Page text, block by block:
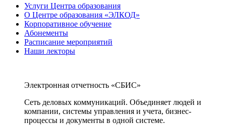
Услуги Центра образования
О Центре образования «ЭЛКОД»
Корпоративное обучение
Абонементы
Расписание мероприятий
Наши лекторы
Электронная отчетность «СБИС»
Сеть деловых коммуникаций. Объединяет людей и
компании, системы управления и учета, бизнес-
процессы и документы в одной системе.